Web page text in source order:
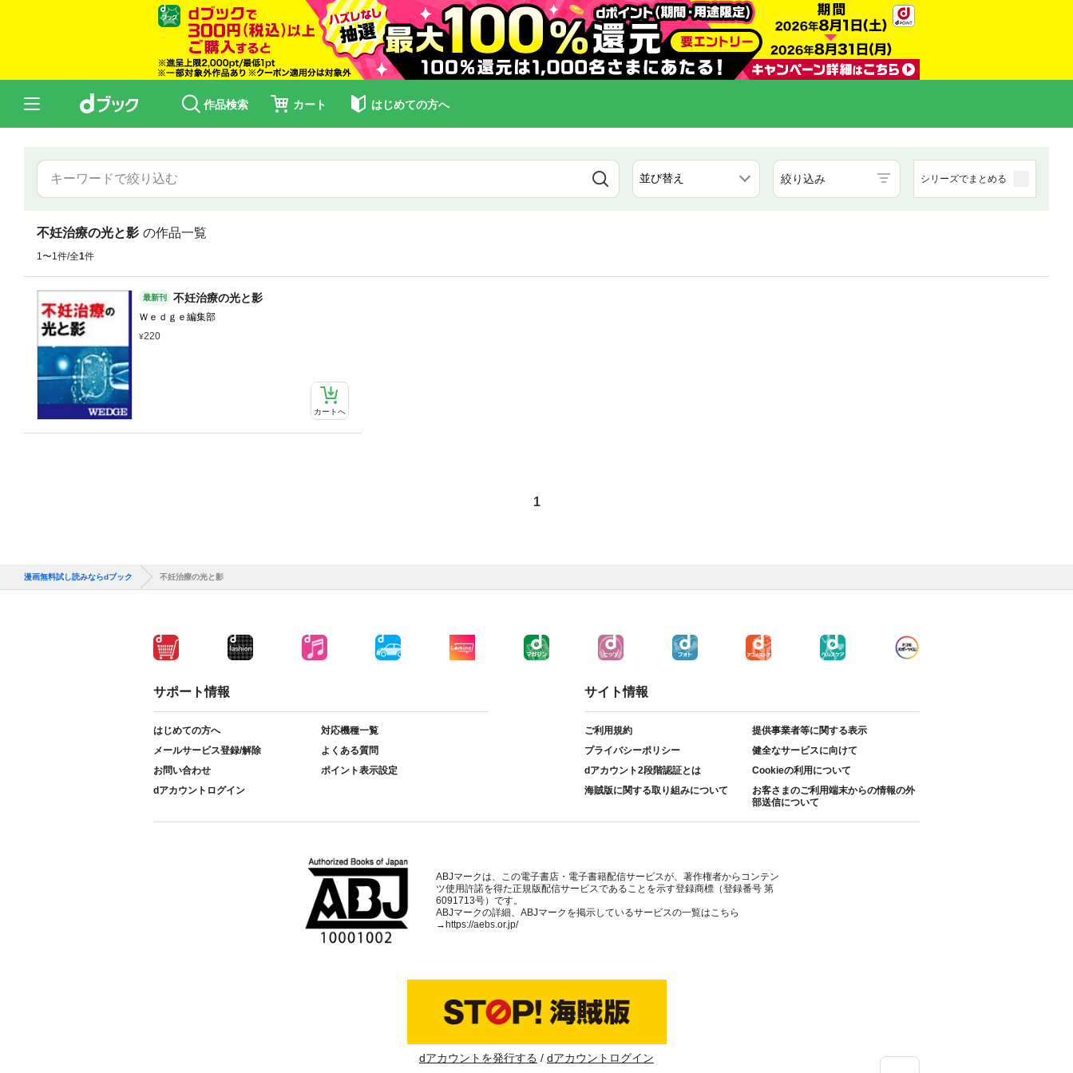
作品検索 カート はじめての方へ
絞り込み シリーズでまとめる
不妊治療の光と影 の作品一覧
1〜1件/全1件
最新刊 不妊治療の光と影
Ｗｅｄｇｅ編集部
220
カートへ
1
漫画無料試し読みならdブック 不妊治療の光と影
サポート情報
はじめての方へ
対応機種一覧
メールサービス登録/解除
よくある質問
お問い合わせ
ポイント表示設定
dアカウントログイン
サイト情報
ご利用規約
提供事業者等に関する表示
プライバシーポリシー
健全なサービスに向けて
dアカウント2段階認証とは
Cookieの利用について
海賊版に関する取り組みについて
お客さまのご利用端末からの情報の外
部送信について
ABJマークは、この電子書店・電子書籍配信サービスが、著作権者からコンテン
ツ使用許諾を得た正規版配信サービスであることを示す登録商標（登録番号 第
6091713号）です。
ABJマークの詳細、ABJマークを掲示しているサービスの一覧はこちら
→ https://aebs.or.jp/
dアカウントを発行する dアカウントログイン